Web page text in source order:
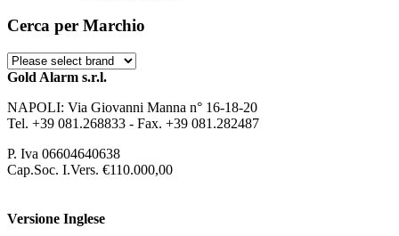
Cerca per Marchio
Gold Alarm s.r.l.
NAPOLI: Via Giovanni Manna n° 16-18-20
Tel. +39 081.268833 - Fax. +39 081.282487
P. Iva 06604640638
Cap.Soc. I.Vers. €110.000,00
Versione Inglese